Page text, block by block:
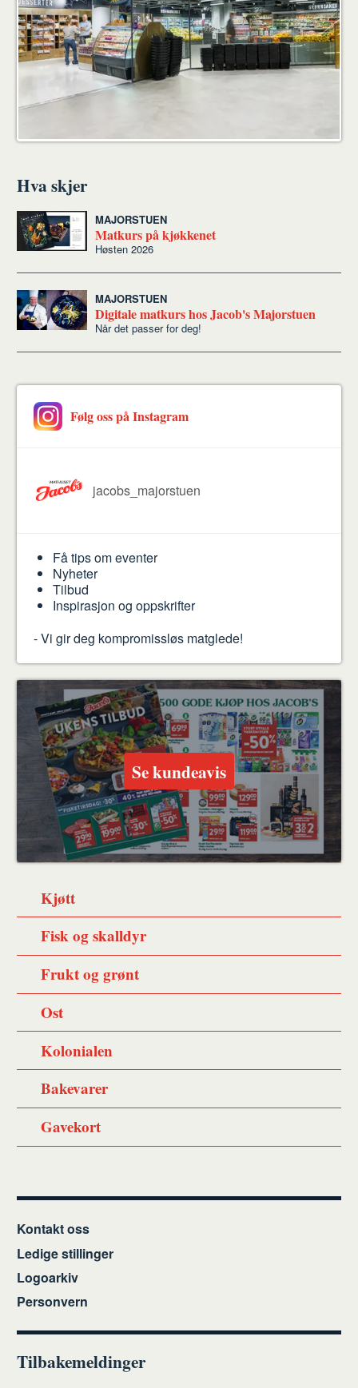
Hva skjer
MAJORSTUEN
Matkurs på kjøkkenet
Høsten 2026
MAJORSTUEN
Digitale matkurs hos Jacob's Majorstuen
Når det passer for deg!
Følg oss på Instagram
jacobs_majorstuen
Få tips om eventer
Nyheter
Tilbud
Inspirasjon og oppskrifter
- Vi gir deg kompromissløs matglede!
Se kundeavis
Kjøtt
Fisk og skalldyr
Frukt og grønt
Ost
Kolonialen
Bakevarer
Gavekort
Kontakt oss
Ledige stillinger
Logoarkiv
Personvern
Tilbakemeldinger